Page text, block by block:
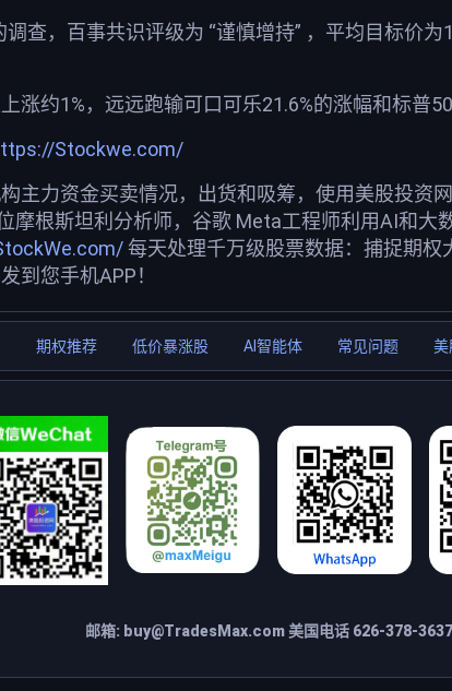
查，百事共识评级为 “谨慎增持” ，平均目标价为
涨约1%，远远跑输可口可乐21.6%的涨幅和标普
Stockwe.com/
主力资金买卖情况，出货和吸筹，使用美股投资
摩根斯坦利分析师，谷歌 Meta工程师利用AI和大
每天处理千万级股票数据：捕捉期
到您手机APP！
期权推荐 低价暴涨股 AI智能体 常见问题 美
邮箱: buy@TradesMax.com美国电话 626-378-3637